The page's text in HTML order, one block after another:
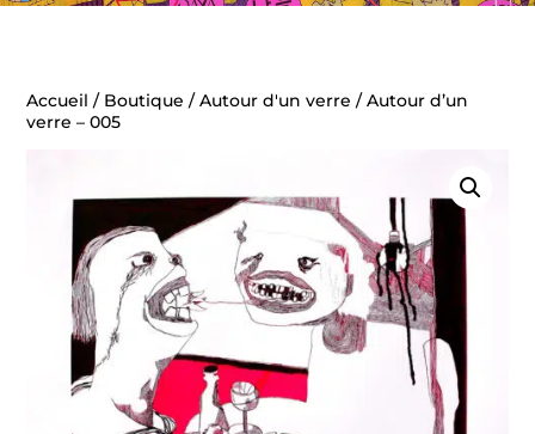
Accueil / Boutique /Autour d'un verre / Autour d’un
verre – 005